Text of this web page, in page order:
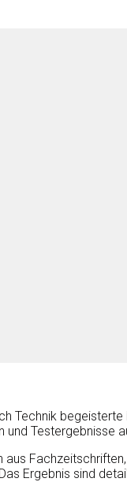
Technik begeisterte
und Testergebnisse
Ergebnis sind